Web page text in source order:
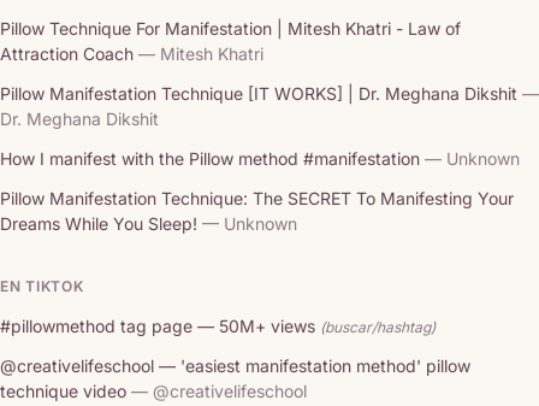
Pillow Technique For Manifestation | Mitesh Khatri - Law of
Attraction Coach — Mitesh Khatri
Pillow Manifestation Technique [IT WORKS] | Dr. Meghana Dikshit —
Dr. Meghana Dikshit
How I manifest with the Pillow method #manifestation — Unknown
Pillow Manifestation Technique: The SECRET To Manifesting Your
Dreams While You Sleep! — Unknown
EN TIKTOK
#pillowmethod tag page — 50M+ views (buscar/hashtag)
@creativelifeschool — 'easiest manifestation method' pillow
technique video — @creativelifeschool